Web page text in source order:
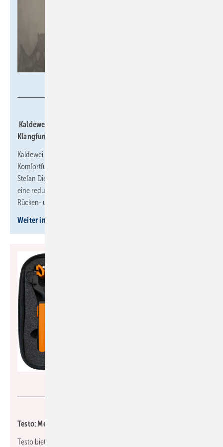
Kaldewei: Badewanne mit Wärme-, Licht- und
Klangfunktionen
Kaldewei kombiniert in einer Badewanne drei sensorische
Komfortfunktionen: Wärme, Licht und Klang. Die von Designer
Stefan Diez gestaltete Badewanne aus Stahl-Emaille verfügt über
eine reduzierte Formensprache mit ergonomisch ausgeführtem
Rücken- und Nackenbereich.
Weiter informieren
Testo: Messgerätekombination für Wasserinstallationen
Testo bietet eine Messgerätekombination, mit der sich die